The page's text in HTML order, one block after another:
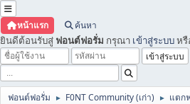
หน้าแรก ค้นหา
ยินดีต้อนรับสู่ ฟอนต์ฟอรั่ม กรุณา เข้าสู่ระบบหรื
ฟอนต์ฟอรั่ม ► F0NT Community (เก่า) ► แตก